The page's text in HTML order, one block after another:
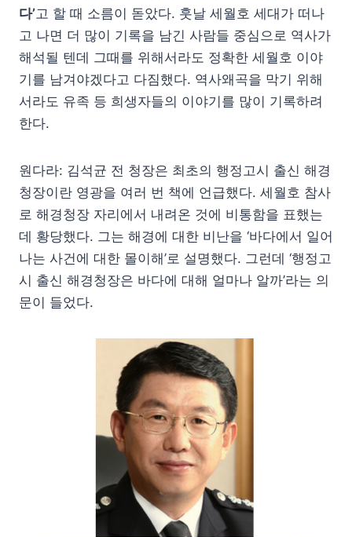
다’고 할 때 소름이 돋았다. 훗날 세월호 세대가 떠나
고 나면 더 많이 기록을 남긴 사람들 중심으로 역사가
해석될 텐데 그때를 위해서라도 정확한 세월호 이야
기를 남겨야겠다고 다짐했다. 역사왜곡을 막기 위해
서라도 유족 등 희생자들의 이야기를 많이 기록하려
한다.
원다라: 김석균 전 청장은 최초의 행정고시 출신 해경
청장이란 영광을 여러 번 책에 언급했다. 세월호 참사
로 해경청장 자리에서 내려온 것에 비통함을 표했는
데 황당했다. 그는 해경에 대한 비난을 ‘바다에서 일어
나는 사건에 대한 몰이해’로 설명했다. 그런데 ‘행정고
시 출신 해경청장은 바다에 대해 얼마나 알까’라는 의
문이 들었다.